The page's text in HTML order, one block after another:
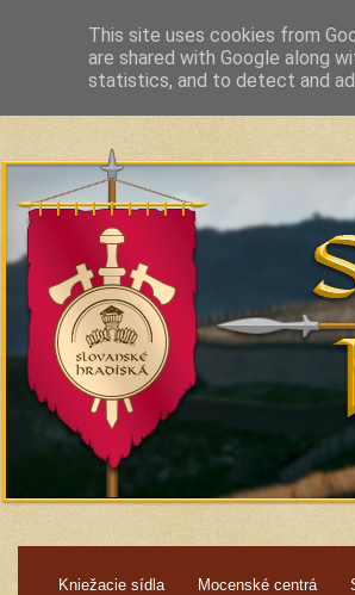
Slavic Hillforts and Fortified Settlements
Kniežacie sídla
Mocenské centrá
This site uses cookies from
are shared with Google along
statistics, and to detect and